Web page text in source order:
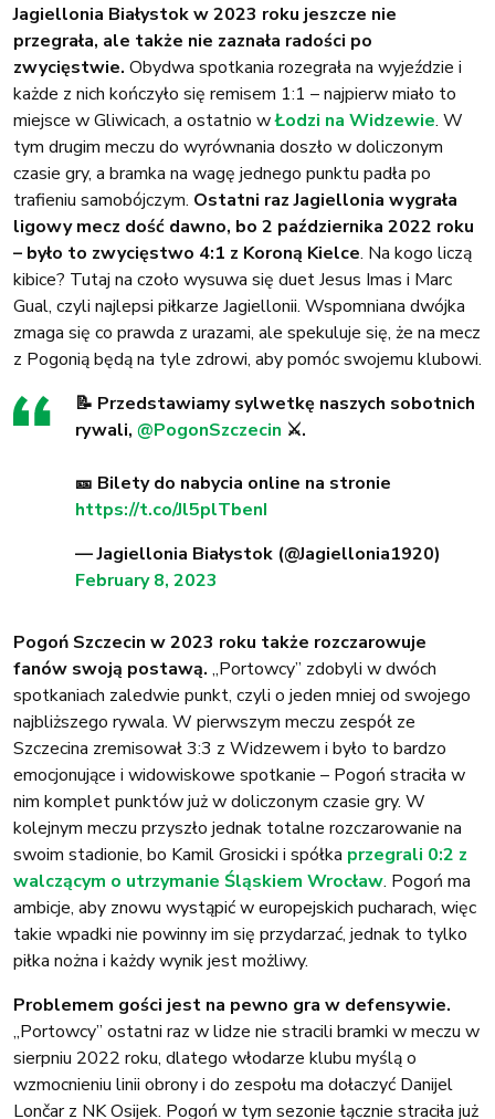
Jagiellonia Białystok w 2023 roku jeszcze nie
przegrała, ale także nie zaznała radości po
zwycięstwie. Obydwa spotkania rozegrała na wyjeździe i
każde z nich kończyło się remisem 1:1 – najpierw miało to
miejsce w Gliwicach, a ostatnio wŁodzi na Widzewie. W
tym drugim meczu do wyrównania doszło w doliczonym
czasie gry, a bramka na wagę jednego punktu padła po
trafieniu samobójczym. Ostatni raz Jagiellonia wygrała
ligowy mecz dość dawno, bo 2 października 2022 roku
– było to zwycięstwo 4:1 z Koroną Kielce. Na kogo liczą
kibice? Tutaj na czoło wysuwa się duet Jesus Imas i Marc
Gual, czyli najlepsi piłkarze Jagiellonii. Wspomniana dwójka
zmaga się co prawda z urazami, ale spekuluje się, że na mecz
z Pogonią będą na tyle zdrowi, aby pomóc swojemu klubowi.
📝 Przedstawiamy sylwetkę naszych sobotnich
rywali, @PogonSzczecin ⚔️.
🎫 Bilety do nabycia online na stronie
https://t.co/Jl5plTbenI
— Jagiellonia Białystok (@Jagiellonia1920)
February 8, 2023
Pogoń Szczecin w 2023 roku także rozczarowuje
fanów swoją postawą. „Portowcy” zdobyli w dwóch
spotkaniach zaledwie punkt, czyli o jeden mniej od swojego
najbliższego rywala. W pierwszym meczu zespół ze
Szczecina zremisował 3:3 z Widzewem i było to bardzo
emocjonujące i widowiskowe spotkanie – Pogoń straciła w
nim komplet punktów już w doliczonym czasie gry. W
kolejnym meczu przyszło jednak totalne rozczarowanie na
swoim stadionie, bo Kamil Grosicki i spółka przegrali 0:2 z
walczącym o utrzymanie Śląskiem Wrocław. Pogoń ma
ambicje, aby znowu wystąpić w europejskich pucharach, więc
takie wpadki nie powinny im się przydarzać, jednak to tylko
piłka nożna i każdy wynik jest możliwy.
Problemem gości jest na pewno gra w defensywie.
„Portowcy” ostatni raz w lidze nie stracili bramki w meczu w
sierpniu 2022 roku, dlatego włodarze klubu myślą o
wzmocnieniu linii obrony i do zespołu ma dołaczyć Danijel
Lončar z NK Osijek. Pogoń w tym sezonie łącznie straciła już